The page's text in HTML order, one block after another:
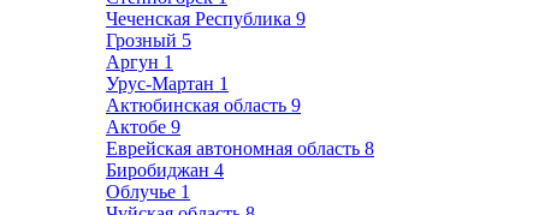
Чеченская Республика 9
Грозный 5
Аргун 1
Урус-Мартан 1
Актюбинская область 9
Актобе 9
Еврейская автономная область 8
Биробиджан 4
Облучье 1